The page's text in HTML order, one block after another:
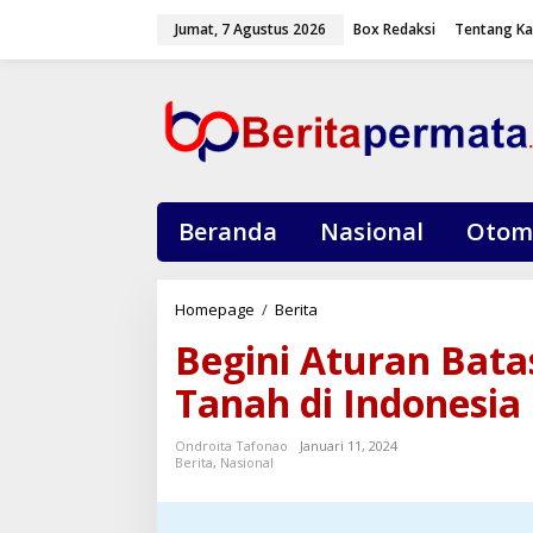
w
Jumat, 7 Agustus 2026 Box Redaksi Tentang
Beranda Nasional
Homepage / Berita
g
i
A
u
Begini Aturan
Tanah di Indonesia
Ondroita Tafonao
Januari 11, 2024
Berita, Nasional